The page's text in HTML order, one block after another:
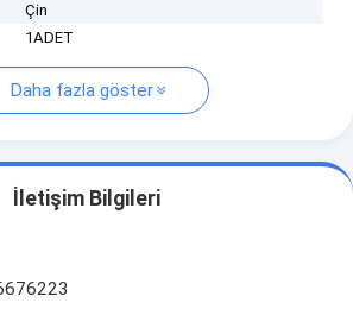
Çin
1ADET
Daha fazla göster
İletişim Bilgileri